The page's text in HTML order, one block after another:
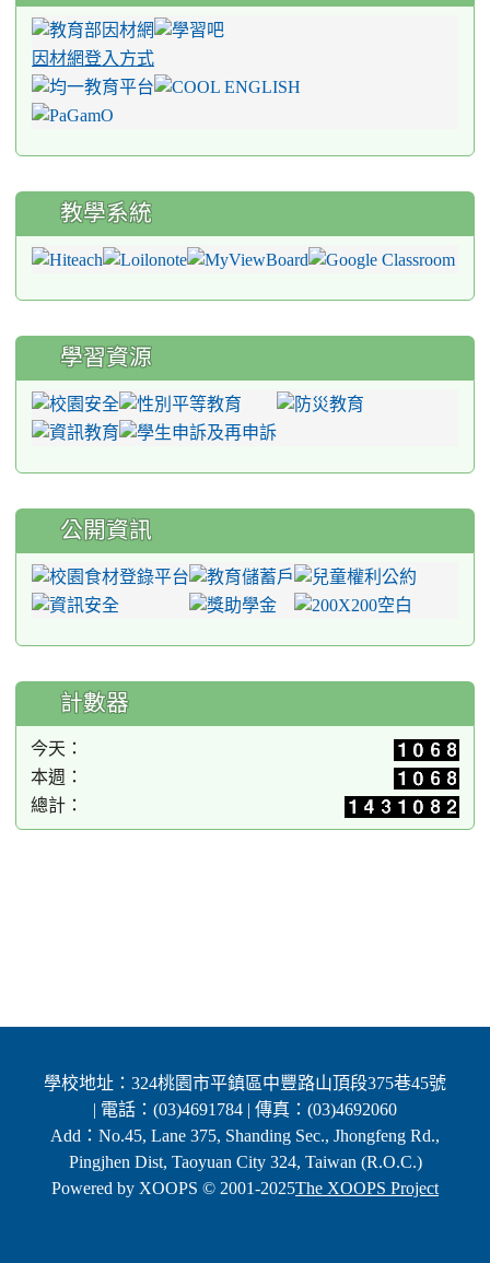
因材網登入方式
教學系統
學習資源
公開資訊
計數器
今天：
本週：
總計：
學校地址：324桃園市平鎮區中豐路山頂段375巷45號
| 電話：(03)4691784 | 傳真：(03)4692060
Add：No.45, Lane 375, Shanding Sec., Jhongfeng Rd.,
Pingjhen Dist, Taoyuan City 324, Taiwan (R.O.C.)
Powered by XOOPS © 2001-2025The XOOPS Project